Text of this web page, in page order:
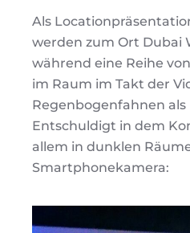
Als
werden zum Ort Dubai
während eine Reihe
im Raum im Takt der
Regenbogenfahnen
Entschuldigt in dem
allem in dunklen
Smartphonekamera: